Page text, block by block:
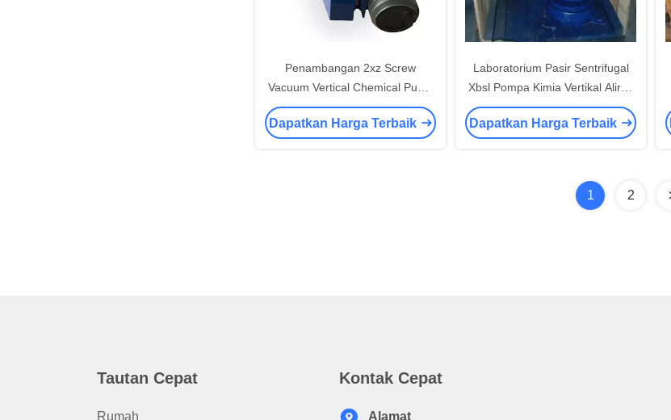
Penambangan 2xz Screw
Vacuum Vertical Chemical Pump
Untuk Laboratorium
Dapatkan Harga Terbaik
Laboratorium Pasir Sentrifugal
Xbsl Pompa Kimia Vertikal Aliran
5m
Dapatkan Harga Terbaik
1 2
Tautan Cepat
Rumah
Kontak Cepat
Alamat